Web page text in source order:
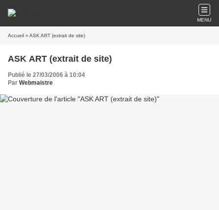
MENU
Accueil » ASK ART (extrait de site)
ASK ART (extrait de site)
Publié le 27/03/2006 à 10:04
Par Webmaistre